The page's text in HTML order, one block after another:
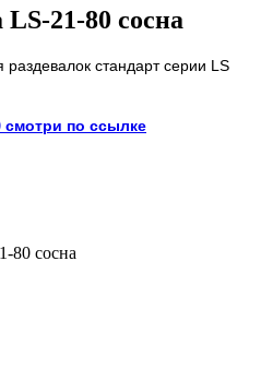
21-80 сосна
стандарт серии LS
смотри по ссылке
80 сосна